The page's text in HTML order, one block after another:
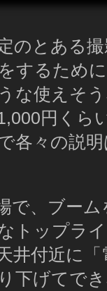
のとある
するため
な使えそ
円くら
各々の説
で、ブー
トップラ
井付近に
下げてで